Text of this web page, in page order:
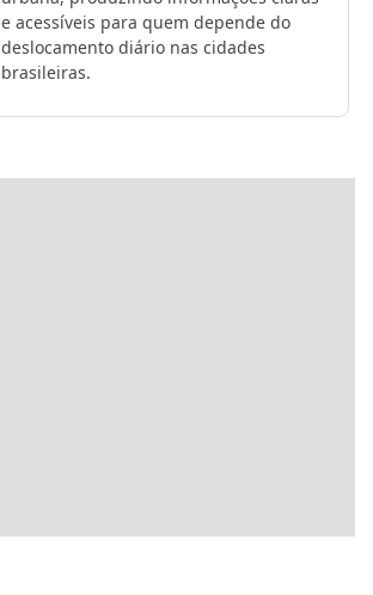
e acessíveis para quem depende do
deslocamento diário nas cidades
brasileiras.